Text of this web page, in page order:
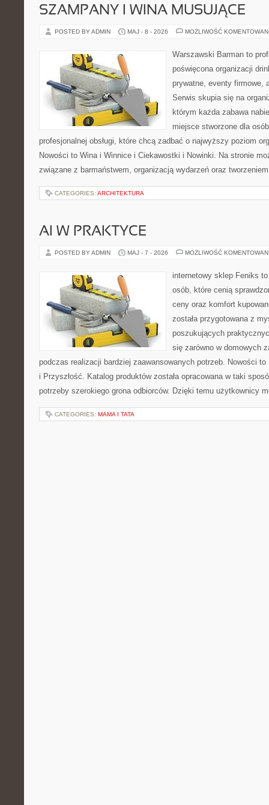
SZAMPANY I WINA MUSUJĄCE
POSTED BY ADMIN MAJ - 8 - 2026 MOŻLIWOŚĆ
Warszawski Barman to
poświęcona organizacji
prywatne, eventy firmowe,
Serwis skupia się na
którym każda zabawa
miejsce stworzone dla
profesjonalnej obsługi, które chcą zadbać o najwyższy poziom
Nowości to Wina i Winnice i Ciekawostki i Nowinki. Na stronie
związane z barmaństwem, organizacją wydarzeń oraz
CATEGORIES: ARCHITEKTURA
AI W PRAKTYCE
POSTED BY ADMIN MAJ - 7 - 2026 MOŻLIWOŚĆ
internetowy sklep Feniks
osób, które cenią
ceny oraz komfort
została przygotowana z
poszukujących
się zarówno w domowych
podczas realizacji bardziej zaawansowanych potrzeb. Nowości
i Przyszłość. Katalog produktów została opracowana w taki
potrzeby szerokiego grona odbiorców. Dzięki temu użytkownicy
CATEGORIES: MAMA I TATA